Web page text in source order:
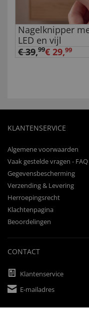
Nagelknipper
LED en vijl
€ 39,99€ 29,99
KLANTENSERVICE
Algemene voorwaarden
Vaak gestelde vragen - FAQ
Gegevensbescherming
Verzending & Levering
Herroepingsrecht
Klachtenpagina
Beoordelingen
CONTACT
Klantenservice
E-mailadres